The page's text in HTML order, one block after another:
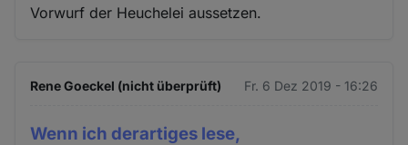
Vorwurf der Heuchelei aussetzen.
Rene Goeckel (nicht überprüft) Fr. 6 Dez 2019 - 16:26
Wenn ich derartiges lese,